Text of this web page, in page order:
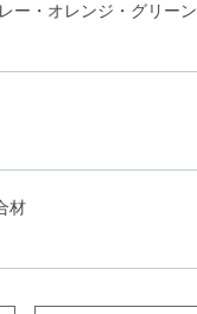
ー・オレンジ・グリーン
材